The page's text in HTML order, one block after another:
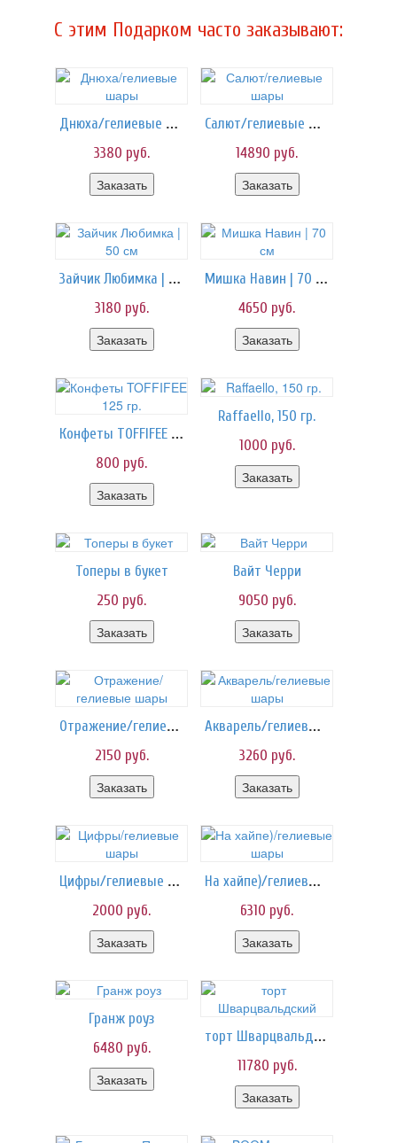
C этим Подарком часто заказывают:
Днюха/гелиевые шары
3380 руб.
Заказать
Салют/гелиевые шары
14890 руб.
Заказать
Зайчик Любимка | 50 см
3180 руб.
Заказать
Мишка Навин | 70 см
4650 руб.
Заказать
Конфеты TOFFIFEE 125 гр.
800 руб.
Заказать
Raffaello, 150 гр.
1000 руб.
Заказать
Топеры в букет
250 руб.
Заказать
Вайт Черри
9050 руб.
Заказать
Отражение/гелиевые шары
2150 руб.
Заказать
Акварель/гелиевые шары
3260 руб.
Заказать
Цифры/гелиевые шары
2000 руб.
Заказать
На хайпе)/гелиевые шары
6310 руб.
Заказать
Гранж роуз
6480 руб.
Заказать
торт Шварцвальдский
11780 руб.
Заказать